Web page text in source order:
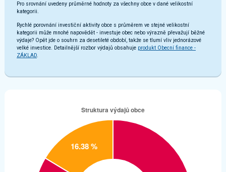
Pro srovnání uvedeny průměrné hodnoty za všechny obce v dané velikostní
kategorii.
Rychlé porovnání investiční aktivity obce s průměrem ve stejné velikostní
kategorii může mnohé napovědět - investuje obec nebo výrazně převažují běžné
výdaje? Opět jde o souhrn za desetileté období, takže se tlumí vliv jednorázové
velké investice. Detailnější rozbor výdajů obsahuje produkt Obecní finance -
ZÁKLAD.